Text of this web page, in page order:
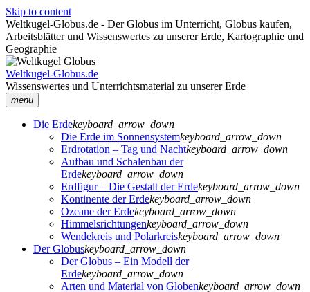
Skip to content
Weltkugel-Globus.de - Der Globus im Unterricht, Globus kaufen,
Arbeitsblätter und Wissenswertes zu unserer Erde, Kartographie und
Geographie
Weltkugel-Globus.de
Wissenswertes und Unterrichtsmaterial zu unserer Erde
menu
Die Erdekeyboard_arrow_down
Die Erde im Sonnensystemkeyboard_arrow_down
Erdrotation – Tag und Nachtkeyboard_arrow_down
Aufbau und Schalenbau der
Erdekeyboard_arrow_down
Erdfigur – Die Gestalt der Erdekeyboard_arrow_down
Kontinente der Erdekeyboard_arrow_down
Ozeane der Erdekeyboard_arrow_down
Himmelsrichtungenkeyboard_arrow_down
Wendekreis und Polarkreiskeyboard_arrow_down
Der Globuskeyboard_arrow_down
Der Globus – Ein Modell der
Erdekeyboard_arrow_down
Arten und Material von Globenkeyboard_arrow_down